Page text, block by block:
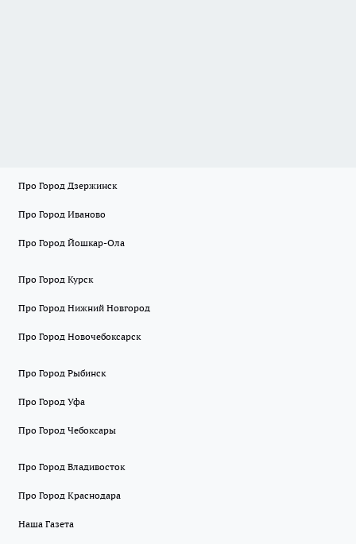
Про Город Дзержинск
Про Город Иваново
Про Город Йошкар-Ола
Про Город Курск
Про Город Нижний Новгород
Про Город Новочебоксарск
Про Город Рыбинск
Про Город Уфа
Про Город Чебоксары
Про Город Владивосток
Про Город Краснодара
Наша Газета